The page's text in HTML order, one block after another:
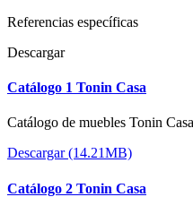
Referencias específicas
Descargar
Catálogo 1 Tonin Casa
Catálogo de muebles Tonin
Descargar (14.21MB)
Catálogo 2 Tonin Casa